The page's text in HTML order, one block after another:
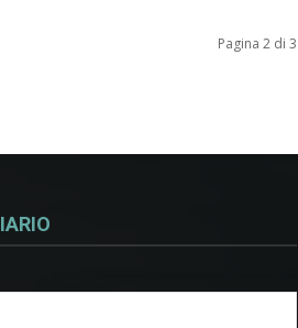
Pagina 2 di 3